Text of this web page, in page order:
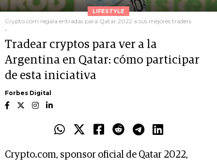
LIFESTYLE
Crypto.com regala entradas para Qatar 2022 a sus mejores traders
.
Tradear cryptos para ver a la
Argentina en Qatar: cómo participar
de esta iniciativa
Forbes Digital
Crypto.com, sponsor oficial de Qatar 2022,